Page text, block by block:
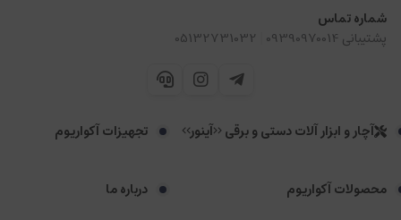
شماره تماس
پشتیبانی 09390970014
05132731032
آچار و ابزار آلات دستی و برقی <<آینور>> تجهیزات آکواریوم
محصولات آکواریوم درباره ما